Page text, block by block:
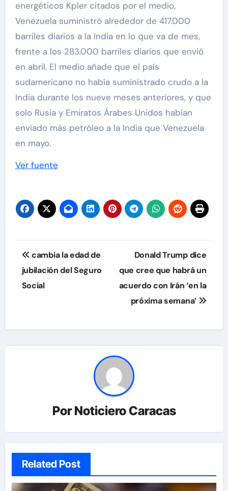
energéticos Kpler citados por el medio,
Venezuela suministró alrededor de 417.000
barriles diarios a la India en lo que va de mes,
frente a los 283.000 barriles diarios que envió
en abril. El medio añade que el país
sudamericano no había suministrado crudo a la
India durante los nueve meses anteriores, y que
solo Rusia y Emiratos Árabes Unidos habían
enviado más petróleo a la India que Venezuela
en mayo.
Ver fuente
Navegación
de
entradas
cambia la edad de
jubilación del Seguro
Social
Donald Trump dice
que cree que habrá un
acuerdo con Irán ‘en la
próxima semana’
PorNoticiero Caracas
Related Post